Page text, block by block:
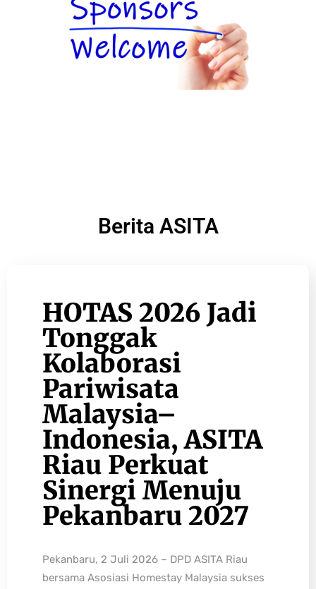
Berita ASITA
HOTAS 2026 Jadi
Tonggak
Kolaborasi
Pariwisata
Malaysia–
Indonesia, ASITA
Riau Perkuat
Sinergi Menuju
Pekanbaru 2027
Pekanbaru, 2 Juli 2026 – DPD ASITA Riau
bersama Asosiasi Homestay Malaysia sukses